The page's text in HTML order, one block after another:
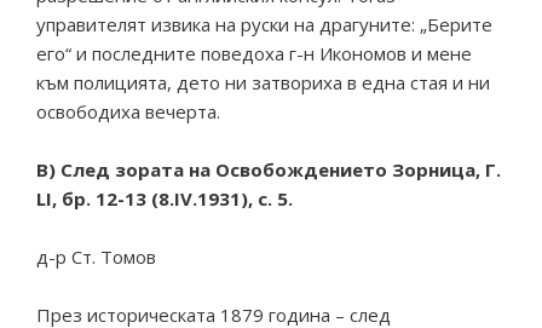
управителят извика на руски на драгуните: „Берите
его“ и последните поведоха г-н Икономов и мене
към полицията, дето ни затвориха в една стая и ни
освободиха вечерта.
В) След зората на Освобождението Зорница, Г.
LI, бр. 12-13 (8.IV.1931), с. 5.
д-р Ст. Томов
През историческата 1879 година – след